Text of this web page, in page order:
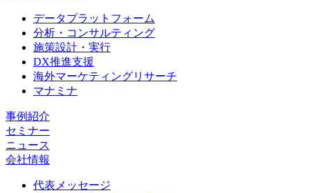
データプラットフォーム
分析・コンサルティング
施策設計・実行
DX推進支援
海外マーケティングリサーチ
マナミナ
事例紹介
セミナー
ニュース
会社情報
代表メッセージ